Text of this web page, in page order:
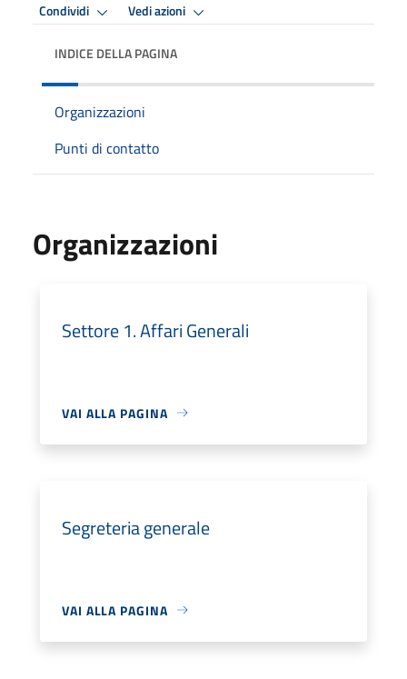
Condividi Vedi azioni
INDICE DELLA PAGINA
Organizzazioni
Punti di contatto
Organizzazioni
Settore 1. Affari Generali
VAI ALLA PAGINA
Segreteria generale
VAI ALLA PAGINA